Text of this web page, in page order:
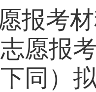
报考
愿报
同）